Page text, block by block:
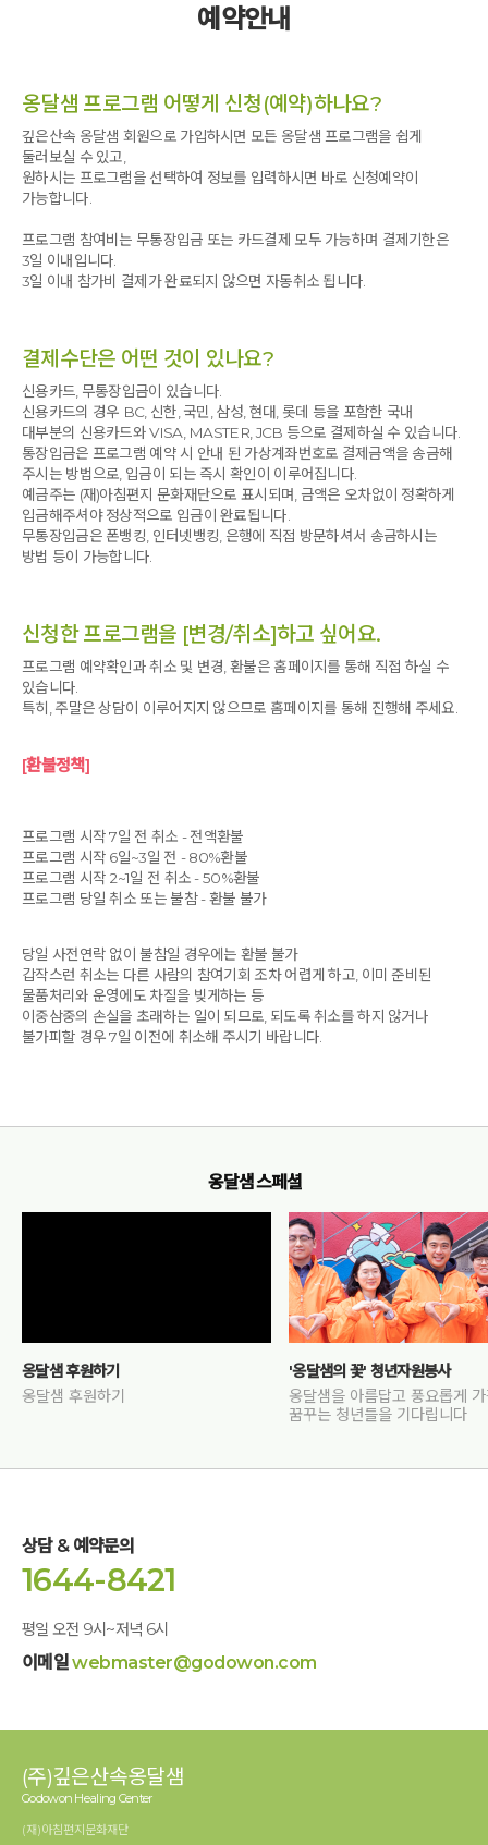
예약안내
옹달샘 프로그램 어떻게 신청(예약)하나요?
깊은산속 옹달샘 회원으로 가입하시면 모든 옹달샘 프로그램을 쉽게
둘러보실 수 있고,
원하시는 프로그램을 선택하여 정보를 입력하시면 바로 신청예약이
가능합니다.
프로그램 참여비는 무통장입금 또는 카드결제 모두 가능하며 결제기한은
3일 이내입니다.
3일 이내 참가비 결제가 완료되지 않으면 자동취소 됩니다.
결제수단은 어떤 것이 있나요?
신용카드, 무통장입금이 있습니다.
신용카드의 경우 BC, 신한, 국민, 삼성, 현대, 롯데 등을 포함한 국내
대부분의 신용카드와 VISA, MASTER, JCB 등으로 결제하실 수 있습니다.
통장입금은 프로그램 예약 시 안내 된 가상계좌번호로 결제금액을 송금해
주시는 방법으로, 입금이 되는 즉시 확인이 이루어집니다.
예금주는 (재)아침편지 문화재단으로 표시되며, 금액은 오차없이 정확하게
입금해주셔야 정상적으로 입금이 완료됩니다.
무통장입금은 폰뱅킹, 인터넷뱅킹, 은행에 직접 방문하셔서 송금하시는
방법 등이 가능합니다.
신청한 프로그램을 [변경/취소]하고 싶어요.
프로그램 예약확인과 취소 및 변경, 환불은 홈페이지를 통해 직접 하실 수
있습니다.
특히, 주말은 상담이 이루어지지 않으므로 홈페이지를 통해 진행해 주세요.
[환불정책]
프로그램 시작 7일 전 취소 - 전액환불
프로그램 시작 6일~3일 전 - 80%환불
프로그램 시작 2~1일 전 취소 - 50%환불
프로그램 당일 취소 또는 불참 - 환불 불가
당일 사전연락 없이 불참일 경우에는 환불 불가
갑작스런 취소는 다른 사람의 참여기회 조차 어렵게 하고, 이미 준비된
물품처리와 운영에도 차질을 빚게하는 등
이중삼중의 손실을 초래하는 일이 되므로, 되도록 취소를 하지 않거나
불가피할 경우 7일 이전에 취소해 주시기 바랍니다.
옹달샘 스페셜
옹달샘 후원하기
옹달샘 후원하기
'옹달샘의 꽃' 청년자원봉사
옹달샘을 아름답고 풍요롭게
꿈꾸는 청년들을 기다립니다
상담 & 예약문의
1644-8421
평일 오전 9시~저녁 6시
이메일webmaster@godowon.com
(주)깊은산속옹달샘
Godowon Healing Center
(재)아침편지문화재단